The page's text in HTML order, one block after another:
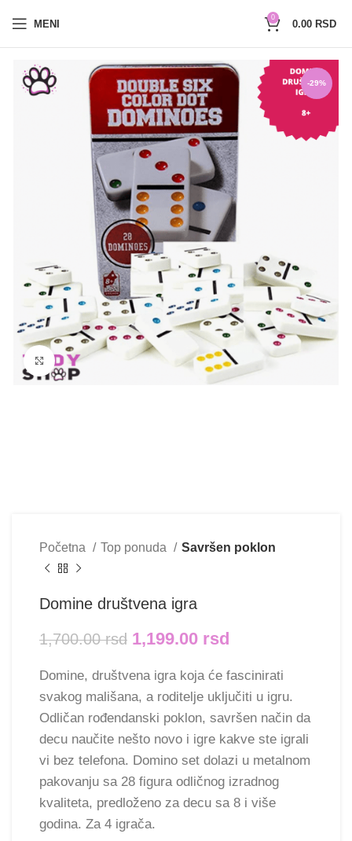
MENI
0
0.00 RSD
-29%
Klikni i uvećaj
Početna Top ponuda Savršen poklon
Domine društvena igra
1,700.00rsd 1,199.00 rsd
Domine, društvena igra koja će fascinirati
svakog mališana, a roditelje uključiti u igru.
Odličan rođendanski poklon, savršen način da
decu naučite nešto novo i igre kakve ste igrali
vi bez telefona. Domino set dolazi u metalnom
pakovanju sa 28 figura odličnog izradnog
kvaliteta, predloženo za decu sa 8 i više
godina. Za 4 igrača.